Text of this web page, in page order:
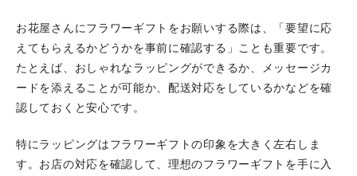
お花屋さんにフラワーギフトをお願いする際は、「要望に応
えてもらえるかどうかを事前に確認する」ことも重要です。
たとえば、おしゃれなラッピングができるか、メッセージカ
ードを添えることが可能か、配送対応をしているかなどを確
認しておくと安心です。
特にラッピングはフラワーギフトの印象を大きく左右しま
す。お店の対応を確認して、理想のフラワーギフトを手に入